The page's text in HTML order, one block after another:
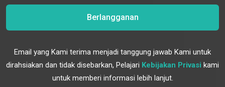
Berlangganan
Email yang Kami terima menjadi tanggung jawab Kami untuk
dirahsiakan dan tidak disebarkan, Pelajari Kebijakan Privasi kami
untuk memberi informasi lebih lanjut.